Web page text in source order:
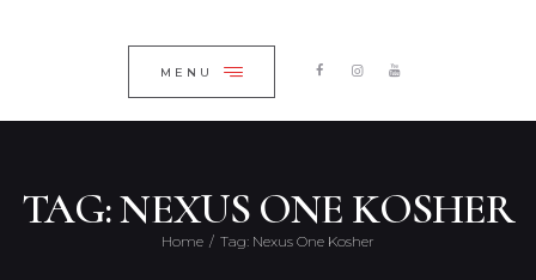
MENU
TAG: NEXUS ONE KOSHER
Home Tag: Nexus One Kosher
КАТАЛОГ
ПРО КОМПАНІЮ
КОНТАКТИ